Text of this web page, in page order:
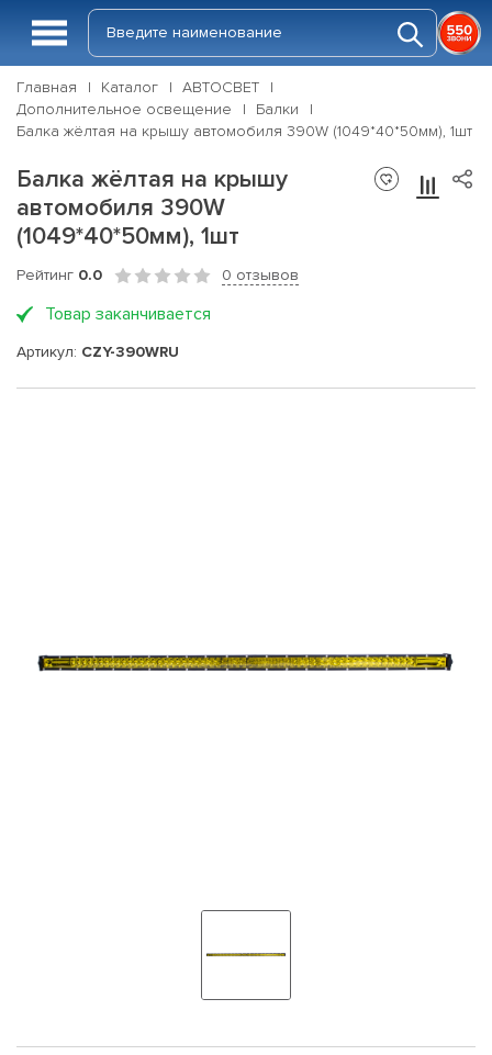
Главная Каталог
АВТОСВЕТ
Дополнительное освещение
Балки
Балка жёлтая на крышу автомобиля 390W (1049*40*50мм), 1шт
Балка жёлтая на крышу
автомобиля 390W
(1049*40*50мм), 1шт
Рейтинг 0.0 0 отзывов
Товар заканчивается
Артикул: CZY-390WRU